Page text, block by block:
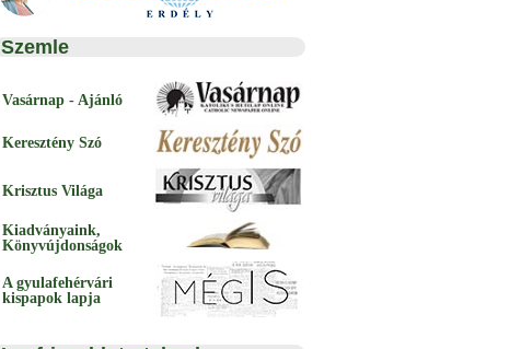
Szemle
Vasárnap - Ajánló
Keresztény Szó
Krisztus Világa
Kiadványaink,
Könyvújdonságok
A gyulafehérvári
kispapok lapja